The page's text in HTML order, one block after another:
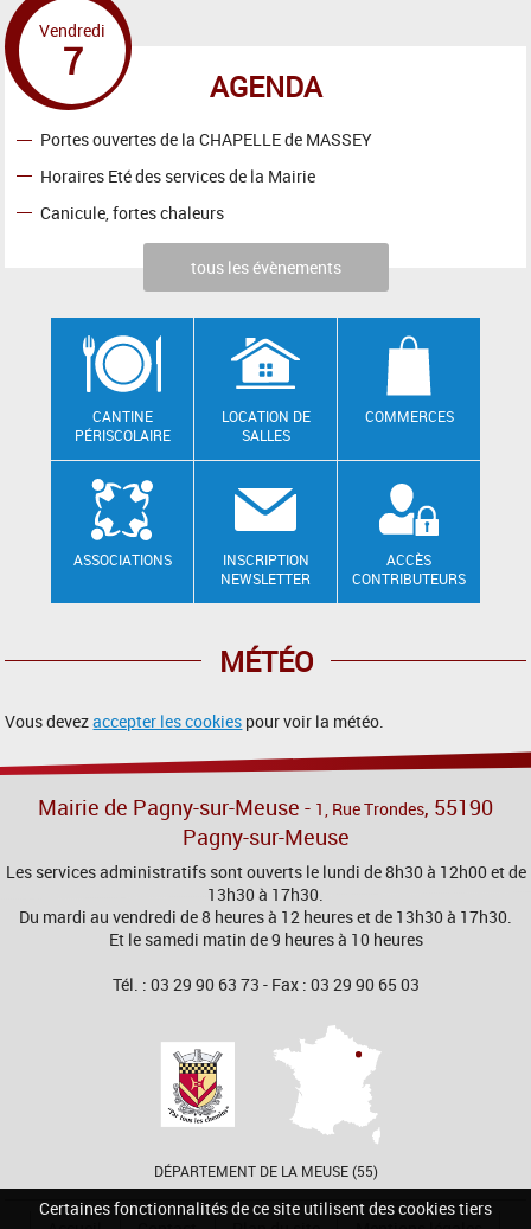
Certaines fonctionnalités de ce site utilisent des cookies tiers
AGENDA
Vendredi
7
Portes ouvertes de la CHAPELLE de MASSEY
Horaires Eté des services de la Mairie
Canicule, fortes chaleurs
tous les évènements
CANTINE
PÉRISCOLAIRE
LOCATION DE
SALLES
COMMERCES
ASSOCIATIONS
INSCRIPTION
NEWSLETTER
ACCÈS
CONTRIBUTEURS
MÉTÉO
Vous devezaccepter les cookies pour voir la météo.
Mairie de Pagny-sur-Meuse - 1, Rue Trondes, 55190
Pagny-sur-Meuse
Les services administratifs sont ouverts le lundi de 8h30 à 12h00 et de
13h30 à 17h30.
Du mardi au vendredi de 8 heures à 12 heures et de 13h30 à 17h30.
Et le samedi matin de 9 heures à 10 heures
Tél. : 03 29 90 63 73 - Fax : 03 29 90 65 03
DÉPARTEMENT DE LA MEUSE (55)